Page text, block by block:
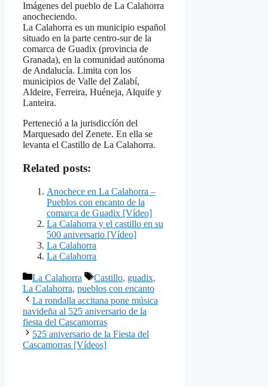
Imágenes del pueblo de La Calahorra
anocheciendo.
La Calahorra es un municipio español
situado en la parte centro-sur de la
comarca de Guadix (provincia de
Granada), en la comunidad autónoma
de Andalucía. Limita con los
municipios de Valle del Zalabí,
Aldeire, Ferreira, Huéneja, Alquife y
Lanteira.
Perteneció a la jurisdiccíón del
Marquesado del Zenete. En ella se
levanta el Castillo de La Calahorra.
Related posts:
Anochece en La Calahorra –
Pueblos con encanto de la
comarca de Guadix [Vídeo]
La Calahorra y el castillo en su
500 aniversario [Vídeo]
La Calahorra
La Calahorra
Categorías
La Calahorra Etiquetas
Castillo, guadix,
La Calahorra, pueblos con encanto
La rondalla accitana pone música
navideña al 525 aniversario de la
fiesta del Cascamorras
525 aniversario de la Fiesta del
Cascamorras [Vídeos]